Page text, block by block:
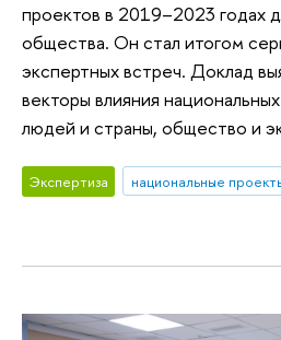
проектов в 2019–2023 годах
общества. Он стал итогом
экспертных встреч. Доклад
векторы влияния
людей и страны, общество и
Экспертиза национальные